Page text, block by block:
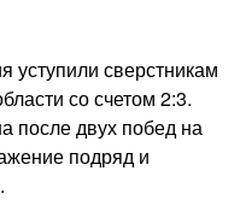
уступили сверстникам
со счетом 2:3.
после двух побед на
подряд и